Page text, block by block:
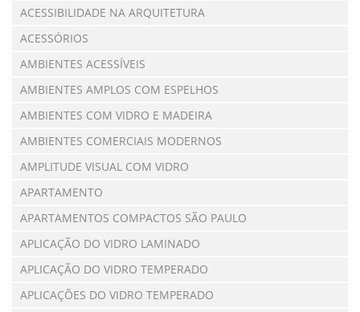
ACESSIBILIDADE NA ARQUITETURA
ACESSÓRIOS
AMBIENTES ACESSÍVEIS
AMBIENTES AMPLOS COM ESPELHOS
AMBIENTES COM VIDRO E MADEIRA
AMBIENTES COMERCIAIS MODERNOS
AMPLITUDE VISUAL COM VIDRO
APARTAMENTO
APARTAMENTOS COMPACTOS SÃO PAULO
APLICAÇÃO DO VIDRO LAMINADO
APLICAÇÃO DO VIDRO TEMPERADO
APLICAÇÕES DO VIDRO TEMPERADO